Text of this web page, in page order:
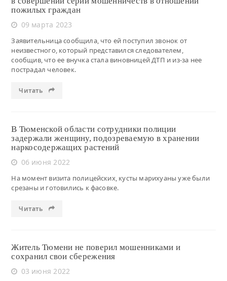
пожилых граждан
09 марта 2023
Заявительница сообщила, что ей поступил звонок от
неизвестного, который представился следователем,
сообщив, что ее внучка стала виновницей ДТП и из-за нее
пострадал человек.
Читать
В Тюменской области сотрудники полиции
задержали женщину, подозреваемую в хранении
наркосодержащих растений
06 июня 2022
На момент визита полицейских, кусты марихуаны уже были
срезаны и готовились к фасовке.
Читать
Житель Тюмени не поверил мошенниками и
сохранил свои сбережения
03 июня 2022